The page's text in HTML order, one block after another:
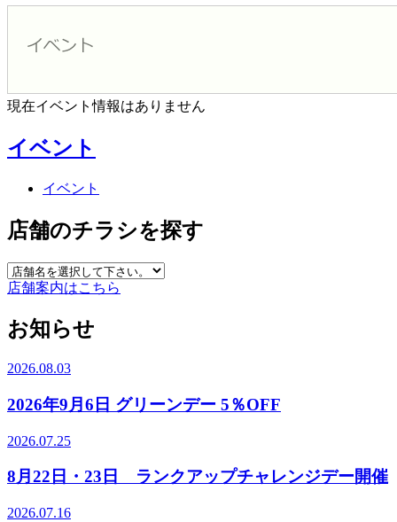
現在イベント情報はありません
イベント
イベント
店舗のチラシを探す
店舗案内はこちら
お知らせ
2026.08.03
2026年9月6日 グリーンデー 5％OFF
2026.07.25
8月22日・23日 ランクアップチャレンジデー開催
2026.07.16